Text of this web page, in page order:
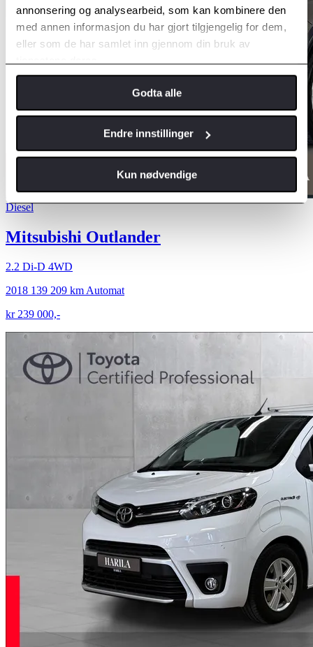
annonsering og analysearbeid, som kan kombinere den
med annen informasjon du har gjort tilgjengelig for dem,
eller som de har samlet inn gjennom din bruk av
Godta alle
Endre innstillinger
Kun nødvendige
Diesel
Mitsubishi Outlander
2.2 Di-D 4WD
2018 139 209 km Automat
kr 239 000,-